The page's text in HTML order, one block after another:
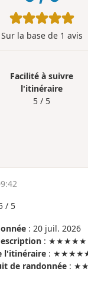
Sur la base de 1 avis
Facilité à suivre
l'itinéraire
5 / 5
/ 5
: 20 juil. 2026
: ★★★★★
l'itinéraire : ★★★★★
de randonnée :